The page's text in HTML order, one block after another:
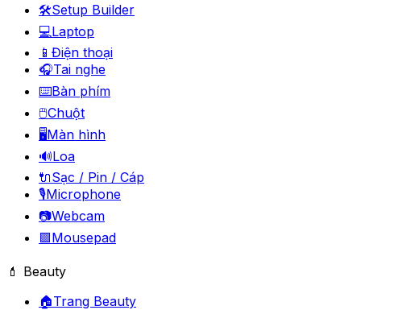
🛠️Setup Builder
💻Laptop
📱 Điện thoại
🎧Tai nghe
⌨️Bàn phím
🖱️Chuột
🖥️Màn hình
🔊Loa
🔌Sạc / Pin / Cáp
🎙️Microphone
📷Webcam
🟪Mousepad
💄 Beauty
🏠Trang Beauty